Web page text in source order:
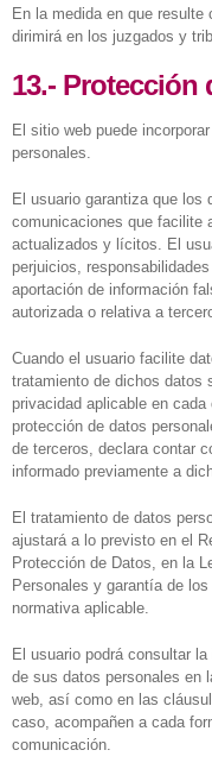
En la medida en que
dirimirá en los juzgados y
13.- Protección
El sitio web puede
personales.
El usuario garantiza que
comunicaciones que facilite
actualizados y lícitos. El
perjuicios,
aportación de información
autorizada o relativa a
Cuando el usuario facilite
tratamiento de dichos datos
privacidad aplicable en
protección de datos
de terceros, declara contar
informado previamente a
El tratamiento de datos
ajustará a lo previsto en el
Protección de Datos, en la
Personales y garantía de
normativa aplicable.
El usuario podrá consultar
de sus datos personales en
web, así como en las
caso, acompañen a cada
comunicación.